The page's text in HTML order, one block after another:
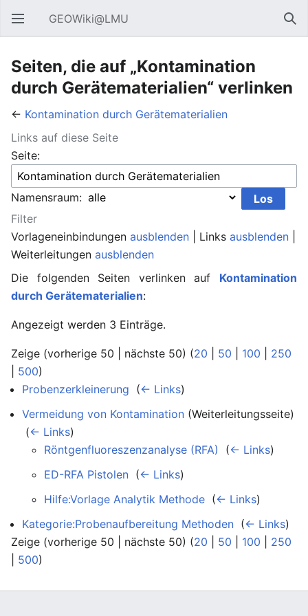
Hauptmenü öffnen GEOWiki@LMU
Seiten, die auf „Kontamination
durch Gerätematerialien“ verlinken
← Kontamination durch Gerätematerialien
Links auf diese Seite
Seite:
Namensraum:
Filter
Vorlageneinbindungen ausblenden | Links ausblenden
Weiterleitungen ausblenden
Die folgenden Seiten verlinken auf Kontamination
durch Gerätematerialien:
Angezeigt werden 3 Einträge.
Zeige (vorherige 50 | nächste 50) (20 50 100
250
500)
Probenzerkleinerung (← Links)
Vermeidung von Kontamination (Weiterleitungsseite)
(← Links)
Röntgenfluoreszenzanalyse (RFA)
(← Links)
ED-RFA Pistolen (← Links)
Hilfe:Vorlage Analytik Methode (← Links)
Kategorie:Probenaufbereitung Methoden (← Links)
Zeige (vorherige 50 | nächste 50) (20 50 100
250
500)